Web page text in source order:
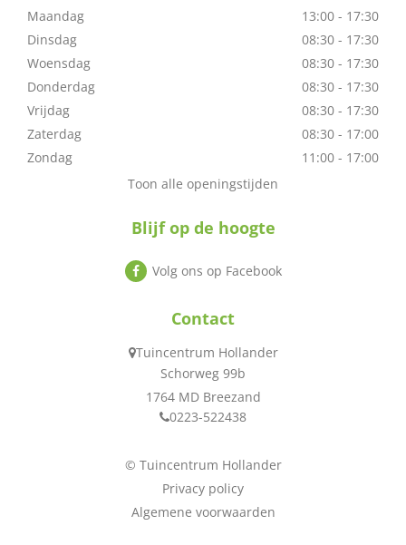
Maandag
13:00 - 17:30
Dinsdag
08:30 - 17:30
Woensdag
08:30 - 17:30
Donderdag
08:30 - 17:30
Vrijdag
08:30 - 17:30
Zaterdag
08:30 - 17:00
Zondag
11:00 - 17:00
Toon alle openingstijden
Blijf op de hoogte
Volg ons op Facebook
Contact
Tuincentrum Hollander
Schorweg 99b
1764 MD Breezand
0223-522438
© Tuincentrum Hollander
Privacy policy
Algemene voorwaarden